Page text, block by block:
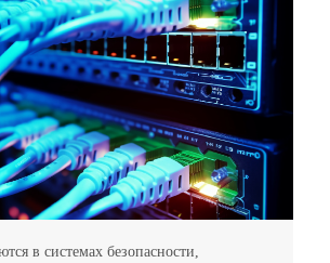
в системах безопасности,